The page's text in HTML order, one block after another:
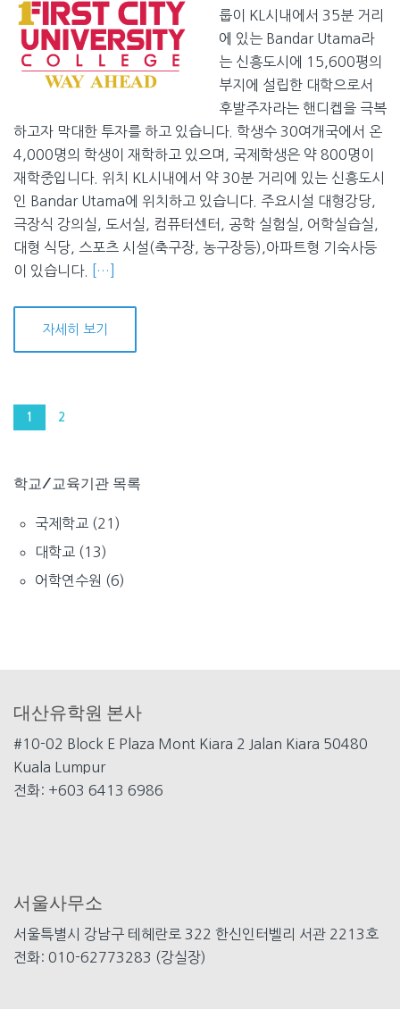
룹이 KL시내에서 35분 거리
에 있는 Bandar Utama라
는 신흥도시에 15,600평의
부지에 설립한 대학으로서
후발주자라는 핸디켑을 극복
하고자 막대한 투자를 하고 있습니다. 학생수 30여개국에서 온
4,000명의 학생이 재학하고 있으며, 국제학생은 약 800명이
재학중입니다. 위치 KL시내에서 약 30분 거리에 있는 신흥도시
인 Bandar Utama에 위치하고 있습니다. 주요시설 대형강당,
극장식 강의실, 도서실, 컴퓨터센터, 공학 실험실, 어학실습실,
대형 식당, 스포츠 시설(축구장, 농구장등),아파트형 기숙사등
이 있습니다.
[…]
자세히 보기
1 2
학교/교육기관 목록
국제학교 (21)
대학교 (13)
어학연수원 (6)
대산유학원 본사
#10-02 Block E Plaza Mont Kiara 2 Jalan Kiara 50480
Kuala Lumpur
전화: +603 6413 6986
서울사무소
서울특별시 강남구 테헤란로 322 한신인터벨리 서관 2213호
전화: 010-62773283 (강실장)